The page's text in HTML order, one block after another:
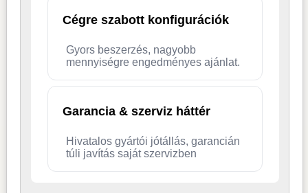
Cégre szabott konfigurációk
Gyors beszerzés, nagyobb
mennyiségre engedményes ajánlat.
Garancia & szerviz háttér
Hivatalos gyártói jótállás, garancián
túli javítás saját szervizben